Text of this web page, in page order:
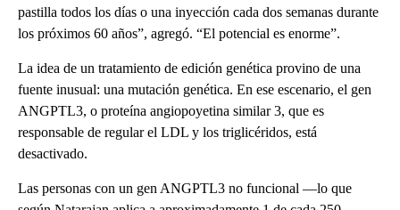
pastilla todos los días o una inyección cada dos semanas durante
los próximos 60 años”, agregó. “El potencial es enorme”.
La idea de un tratamiento de edición genética provino de una
fuente inusual: una mutación genética. En ese escenario, el gen
ANGPTL3, o proteína angiopoyetina similar 3, que es
responsable de regular el LDL y los triglicéridos, está
desactivado.
Las personas con un gen ANGPTL3 no funcional —lo que